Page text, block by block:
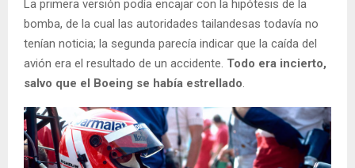
La primera versión podía encajar con la hipótesis de la
bomba, de la cual las autoridades tailandesas todavía no
tenían noticia; la segunda parecía indicar que la caída del
avión era el resultado de un accidente. Todo era incierto,
salvo que el Boeing se había estrellado